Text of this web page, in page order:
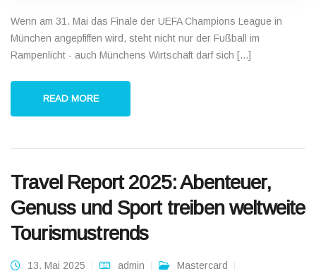
Wenn am 31. Mai das Finale der UEFA Champions League in
München angepfiffen wird, steht nicht nur der Fußball im
Rampenlicht - auch Münchens Wirtschaft darf sich [...]
READ MORE
Travel Report 2025: Abenteuer,
Genuss und Sport treiben weltweite
Tourismustrends
13. Mai 2025 admin
Mastercard